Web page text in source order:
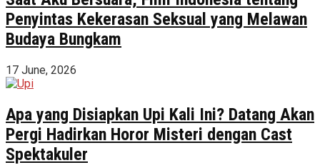
Penyintas Kekerasan Seksual yang Melawan
Budaya Bungkam
17 June, 2026
Apa yang Disiapkan Upi Kali Ini? Datang Akan
Pergi Hadirkan Horor Misteri dengan Cast
Spektakuler